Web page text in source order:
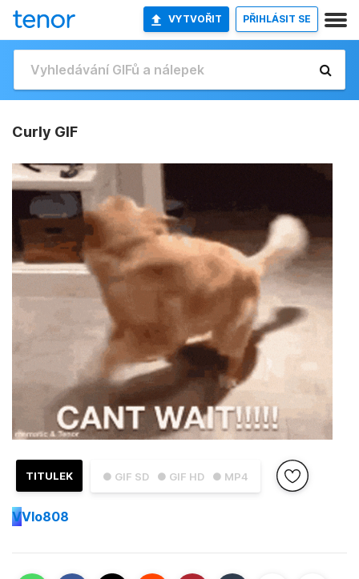
VYTVOŘIT PŘIHLÁSIT SE
Curly GIF
● GIF SD ● GIF HD ● MP4
TITULEK
VVlo808